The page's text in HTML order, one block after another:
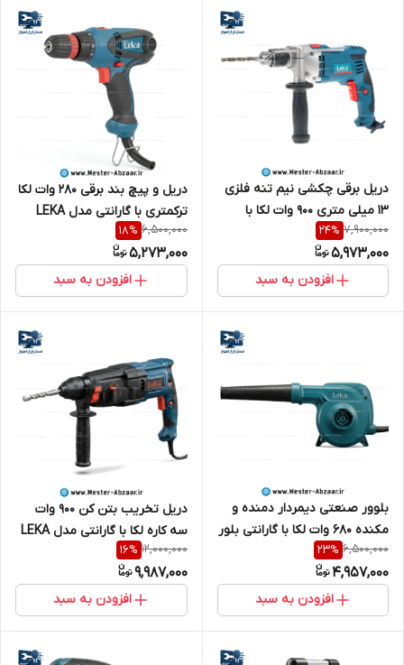
دریل برقی چکشی نیم تنه فلزی
13 میلی متری 900 وات لکا با
گارانتی مدل LEKA DR13‑090
7,900,000
24%
5,973,000
افزودن به سبد
دریل و پیچ بند برقی 280 وات لکا
ترکمتری با گارانتی مدل LEKA
SD10-28
6,500,000
18%
5,273,000
افزودن به سبد
بلوور صنعتی دیمردار دمنده و
مکنده 680 وات لکا با گارانتی بلور
مدل LEKA BL42-06
6,500,000
23%
4,957,000
افزودن به سبد
دریل تخریب بتن کن 900 وات
سه کاره لکا با گارانتی مدل LEKA
1332 سه کیلویی
12,000,000
16%
9,987,000
افزودن به سبد